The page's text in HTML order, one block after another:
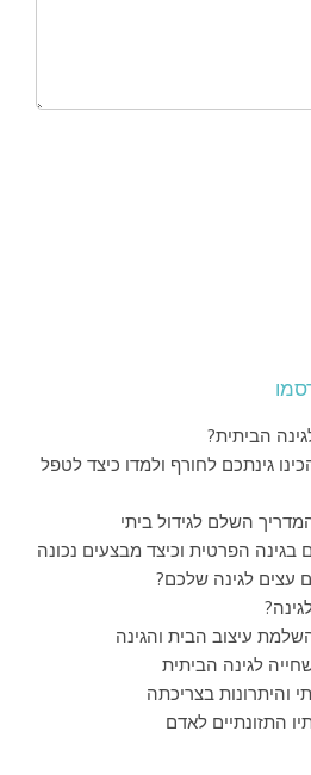
הביתית?
גינתכם לחורף ולמדו כיצד לטפל
השלם לגידול ביתי
הפרטית וכיצד מבצעים נכונה
עצים לגינה שלכם?
עיצוב הבית והגינה
לגינה הביתית
והיתרונות בצריכתה
התזונתיים לאדם